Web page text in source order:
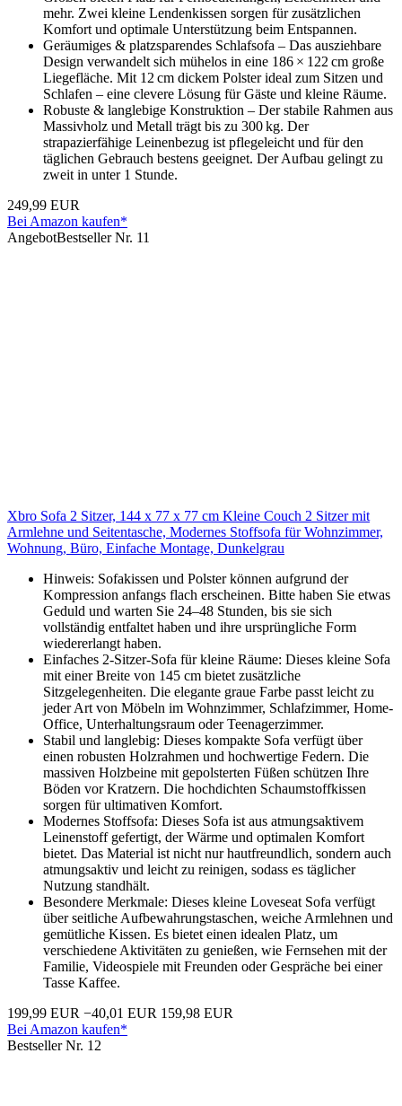
mehr. Zwei kleine Lendenkissen sorgen für zusätzlichen
Komfort und optimale Unterstützung beim Entspannen.
Geräumiges & platzsparendes Schlafsofa – Das ausziehbare
Design verwandelt sich mühelos in eine 186 × 122 cm große
Liegefläche. Mit 12 cm dickem Polster ideal zum Sitzen und
Schlafen – eine clevere Lösung für Gäste und kleine Räume.
Robuste & langlebige Konstruktion – Der stabile Rahmen aus
Massivholz und Metall trägt bis zu 300 kg. Der
strapazierfähige Leinenbezug ist pflegeleicht und für den
täglichen Gebrauch bestens geeignet. Der Aufbau gelingt zu
zweit in unter 1 Stunde.
249,99 EUR
Bei Amazon kaufen*
AngebotBestseller Nr. 11
Xbro Sofa 2 Sitzer, 144 x 77 x 77 cm Kleine Couch 2 Sitzer mit
Armlehne und Seitentasche, Modernes Stoffsofa für Wohnzimmer,
Wohnung, Büro, Einfache Montage, Dunkelgrau
Hinweis: Sofakissen und Polster können aufgrund der
Kompression anfangs flach erscheinen. Bitte haben Sie etwas
Geduld und warten Sie 24–48 Stunden, bis sie sich
vollständig entfaltet haben und ihre ursprüngliche Form
wiedererlangt haben.
Einfaches 2-Sitzer-Sofa für kleine Räume: Dieses kleine Sofa
mit einer Breite von 145 cm bietet zusätzliche
Sitzgelegenheiten. Die elegante graue Farbe passt leicht zu
jeder Art von Möbeln im Wohnzimmer, Schlafzimmer, Home-
Office, Unterhaltungsraum oder Teenagerzimmer.
Stabil und langlebig: Dieses kompakte Sofa verfügt über
einen robusten Holzrahmen und hochwertige Federn. Die
massiven Holzbeine mit gepolsterten Füßen schützen Ihre
Böden vor Kratzern. Die hochdichten Schaumstoffkissen
sorgen für ultimativen Komfort.
Modernes Stoffsofa: Dieses Sofa ist aus atmungsaktivem
Leinenstoff gefertigt, der Wärme und optimalen Komfort
bietet. Das Material ist nicht nur hautfreundlich, sondern auch
atmungsaktiv und leicht zu reinigen, sodass es täglicher
Nutzung standhält.
Besondere Merkmale: Dieses kleine Loveseat Sofa verfügt
über seitliche Aufbewahrungstaschen, weiche Armlehnen und
gemütliche Kissen. Es bietet einen idealen Platz, um
verschiedene Aktivitäten zu genießen, wie Fernsehen mit der
Familie, Videospiele mit Freunden oder Gespräche bei einer
Tasse Kaffee.
199,99 EUR −40,01 EUR 159,98 EUR
Bei Amazon kaufen*
Bestseller Nr. 12